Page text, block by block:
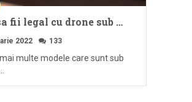
fii legal cu drone sub …
2022 133
multe modele care sunt sub